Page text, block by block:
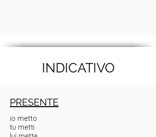
INDICATIVO
PRESENTE
io metto
tu metti